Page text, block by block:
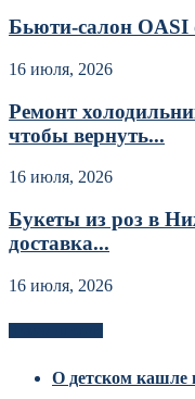
Бьюти-салон
16 июля, 2026
Ремонт
чтобы вернуть...
16 июля, 2026
Букеты из роз в
доставка...
16 июля, 2026
О детском кашле